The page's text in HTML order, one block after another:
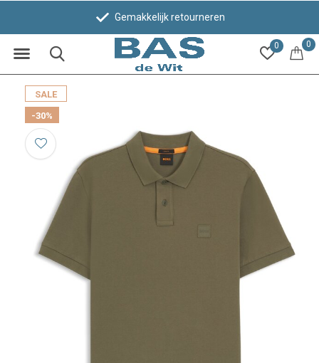
0 0
Gemakkelijk retourneren
SALE
-30%